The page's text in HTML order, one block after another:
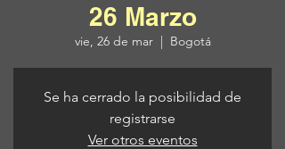
26 Marzo
vie, 26 de mar
  |
Bogotá
Se ha cerrado la posibilidad de
registrarse
Ver otros eventos